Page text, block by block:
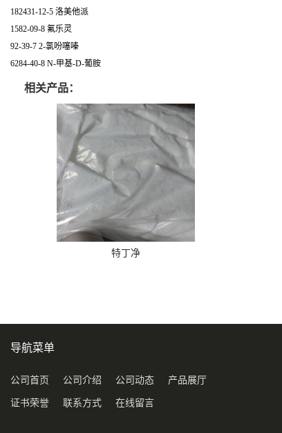
182431-12-5 洛美他派
1582-09-8 氟乐灵
92-39-7 2-氯吩噻嗪
6284-40-8 N-甲基-D-葡胺
相关产品：
特丁净
导航菜单
公司首页 公司介绍 公司动态 产品展厅
证书荣誉 联系方式 在线留言